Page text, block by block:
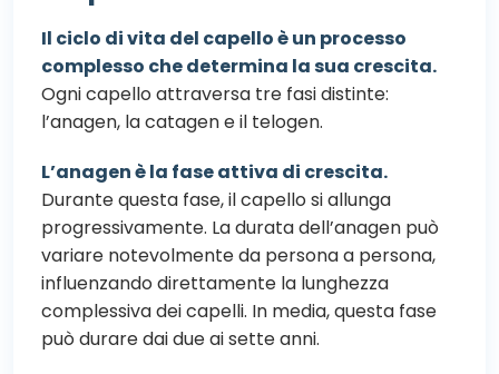
Il ciclo di vita del capello è un processo
complesso che determina la sua crescita.
Ogni capello attraversa tre fasi distinte:
l’anagen, la catagen e il telogen.
L’anagen è la fase attiva di crescita.
Durante questa fase, il capello si allunga
progressivamente. La durata dell’anagen può
variare notevolmente da persona a persona,
influenzando direttamente la lunghezza
complessiva dei capelli. In media, questa fase
può durare dai due ai sette anni.